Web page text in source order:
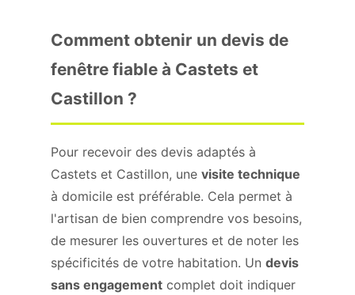
Comment obtenir un devis de
fenêtre fiable à Castets et
Castillon ?
Pour recevoir des devis adaptés à
Castets et Castillon, une visite technique
à domicile est préférable. Cela permet à
l'artisan de bien comprendre vos besoins,
de mesurer les ouvertures et de noter les
spécificités de votre habitation. Un devis
sans engagement complet doit indiquer